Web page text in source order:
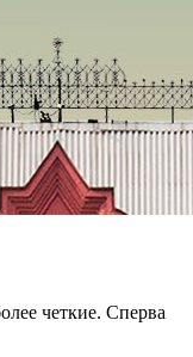
четкие. Сперва